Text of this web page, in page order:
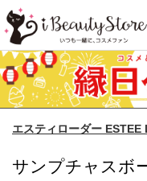
エスティローダー ESTEE
サンプチャスボ